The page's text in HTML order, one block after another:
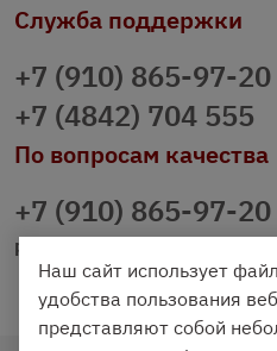
Служба поддержки
+7 (910) 865-97-20
+7 (4842) 704 555
По вопросам качества
+7 (910) 865-97-20
prazdnichniy40@palmi.ru
Наш сайт использует
удобства пользования
представляют собой